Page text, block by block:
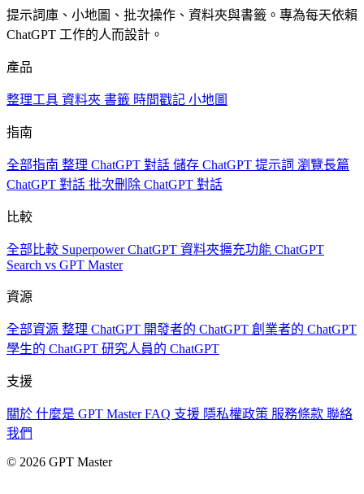
提示詞庫、小地圖、批次操作、資料夾與書籤。專為每天依賴
ChatGPT 工作的人而設計。
產品
整理工具 資料夾 書籤 時間戳記 小地圖
指南
全部指南 整理 ChatGPT 對話 儲存 ChatGPT 提示詞 瀏覽長篇
ChatGPT 對話 批次刪除 ChatGPT 對話
比較
全部比較 Superpower ChatGPT 資料夾擴充功能 ChatGPT
Search vs GPT Master
資源
全部資源 整理 ChatGPT 開發者的 ChatGPT 創業者的 ChatGPT
學生的 ChatGPT 研究人員的 ChatGPT
支援
關於 什麼是 GPT MasterFAQ 支援 隱私權政策 服務條款 聯絡
我們
© 2026 GPT Master